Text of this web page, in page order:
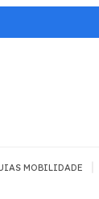
MOBILIDADE